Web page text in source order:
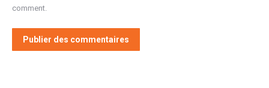
comment.
Publier des commentaires